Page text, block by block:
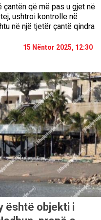
që më pas u gjet në
ushtroi kontrolle në
në një tjetër çantë qindra
15 Nëntor 2025, 12:30
është objekti i